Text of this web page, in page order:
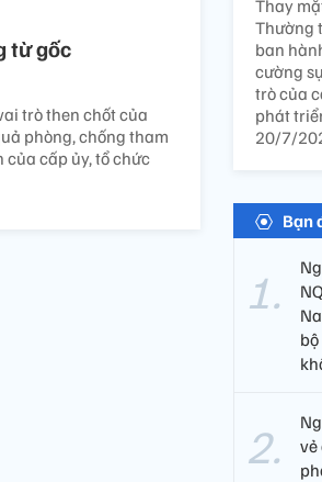
từ gốc
trò then chốt của
phòng, chống tham
cấp ủy, tổ chức
Thay
Thường
ban
cường
trò của
phát
20/7/
Bạn
vẻ